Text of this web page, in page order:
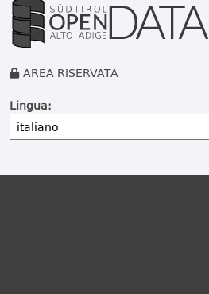
AREA RISERVATA
Lingua